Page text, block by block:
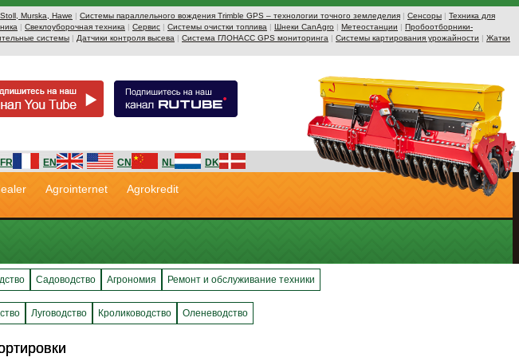
Murska, Hawe | Системы параллельного вождения Trimble GPS – технологии точного земледелия | Сенсоры | Техника для
| Свеклоуборочная техника | Сервис | Системы очистки топлива | Шнеки CanAgro | Метеостанции | Пробоотборники-
системы | Датчики контроля высева | Система ГЛОНАСС GPS мониторинга | Системы картирования урожайности | Жатки
FR EN CN NL DK
Agrointernet Agrokredit
Садоводство Агрономия Ремонт и обслуживание техники
Луговодство Кролиководство Оленеводство